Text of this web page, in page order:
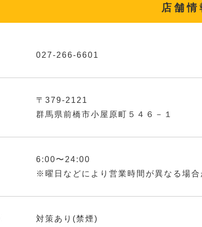
店舗情
027-266-6601
〒379-2121
群馬県前橋市小屋原町５４６－１
6:00〜24:00
※曜日などにより営業時間が異なる場
対策あり(禁煙)